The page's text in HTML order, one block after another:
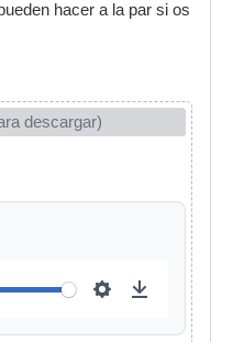
hacer a la par si os
descargar)